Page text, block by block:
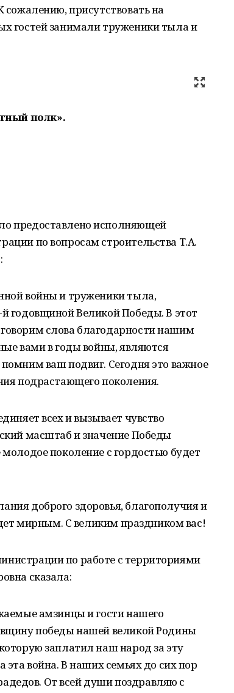
присутствовать на
гостей занимали труженики тыла и
полк».
предоставлено исполняющей
по вопросам строительства Т.А.
войны и труженики тыла,
годовщиной Великой Победы. В этот
слова благодарности нашим
вами в годы войны, являются
ваш подвиг. Сегодня это важное
подрастающего поколения.
всех и вызывает чувство
масштаб и значение Победы
поколение с гордостью будет
доброго здоровья, благополучия и
мирным. С великим праздником вас!
по работе с территориями
сказала:
амзинцы и гости нашего
победы нашей великой Родины
заплатил наш народ за эту
война. В наших семьях до сих пор
От всей души поздравляю с